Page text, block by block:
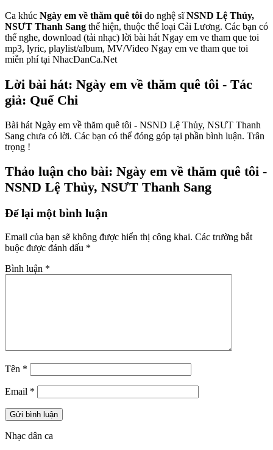
Ca khúc Ngày em về thăm quê tôido nghệ sĩNSND Lệ Thủy,
NSƯT Thanh Sang thể hiện, thuộc thể loại Cải Lương. Các bạn có
thể nghe, download (tải nhạc) lời bài hát Ngay em ve tham que toi
mp3, lyric, playlist/album, MV/Video Ngay em ve tham que toi
miễn phí tại NhacDanCa.Net
Lời bài hát: Ngày em về thăm quê tôi - Tác
giả: Quế Chi
Bài hát Ngày em về thăm quê tôi - NSND Lệ Thủy, NSƯT Thanh
Sang chưa có lời. Các bạn có thể đóng góp tại phần bình luận. Trân
trọng !
Thảo luận cho bài: Ngày em về thăm quê tôi -
NSND Lệ Thủy, NSƯT Thanh Sang
Để lại một bình luận
Email của bạn sẽ không được hiển thị công khai. Các trường bắt
buộc được đánh dấu *
Bình luận *
Tên *
Email *
Nhạc dân ca